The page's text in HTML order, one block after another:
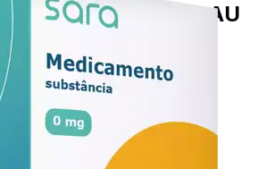
transparente BLAU